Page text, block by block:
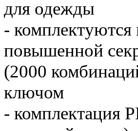
для одежды
-
повышенной
(2000
ключом
- комплектация